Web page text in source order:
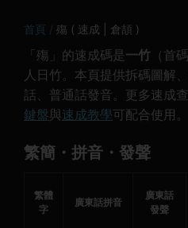
首頁 殤 ( 速成 | 倉頡 )
「殤」的速成碼是 一竹 （首
人日竹。本頁提供拆碼圖解
話、普通話發音。更多速成查
鍵盤與速成教學可配合使用。
繁簡・拼音・發聲
繁體
字
廣東話拼音
廣東話
發聲